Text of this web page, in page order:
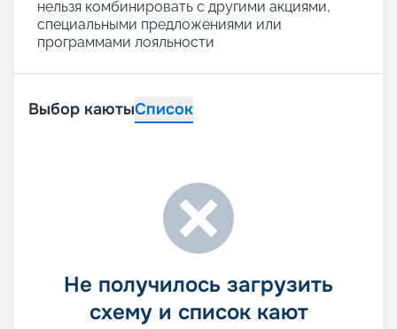
нельзя комбинировать с другими акциями,
специальными предложениями или
программами лояльности
Выбор каютыСписок
Не получилось загрузить
схему и список кают